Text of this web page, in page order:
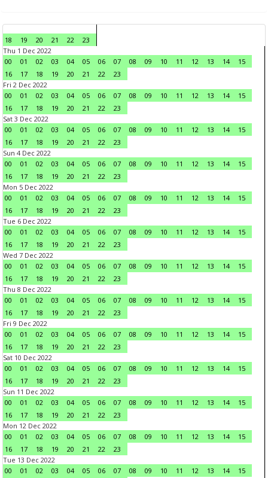
18 19 20 21 22
23
Thu 1 Dec 2022
00
01 02 03 04 05 06 07 08 09 10 11 12 13 14
15
16
17 18 19 20 21 22
23
Fri 2 Dec 2022
00
01 02 03 04 05 06 07 08 09 10 11 12 13 14
15
16
17 18 19 20 21 22
23
Sat 3 Dec 2022
00
01 02 03 04 05 06 07 08 09 10 11 12 13 14
15
16
17 18 19 20 21 22
23
Sun 4 Dec 2022
00
01 02 03 04 05 06 07 08 09 10 11 12 13 14
15
16
17 18 19 20 21 22
23
Mon 5 Dec 2022
00
01 02 03 04 05 06 07 08 09 10 11 12 13 14
15
16
17 18 19 20 21 22
23
Tue 6 Dec 2022
00
01 02 03 04 05 06 07 08 09 10 11 12 13 14
15
16
17 18 19 20 21 22
23
Wed 7 Dec 2022
00
01 02 03 04 05 06 07 08 09 10 11 12 13 14
15
16
17 18 19 20 21 22
23
Thu 8 Dec 2022
00
01 02 03 04 05 06 07 08 09 10 11 12 13 14
15
16
17 18 19 20 21 22
23
Fri 9 Dec 2022
00
01 02 03 04 05 06 07 08 09 10 11 12 13 14
15
16
17 18 19 20 21 22
23
Sat 10 Dec 2022
00
01 02 03 04 05 06 07 08 09 10 11 12 13 14
15
16
17 18 19 20 21 22
23
Sun 11 Dec 2022
00
01 02 03 04 05 06 07 08 09 10 11 12 13 14
15
16
17 18 19 20 21 22
23
Mon 12 Dec 2022
00
01 02 03 04 05 06 07 08 09 10 11 12 13 14
15
16
17 18 19 20 21 22
23
Tue 13 Dec 2022
00
01 02 03 04 05 06 07 08 09 10 11 12 13 14
15